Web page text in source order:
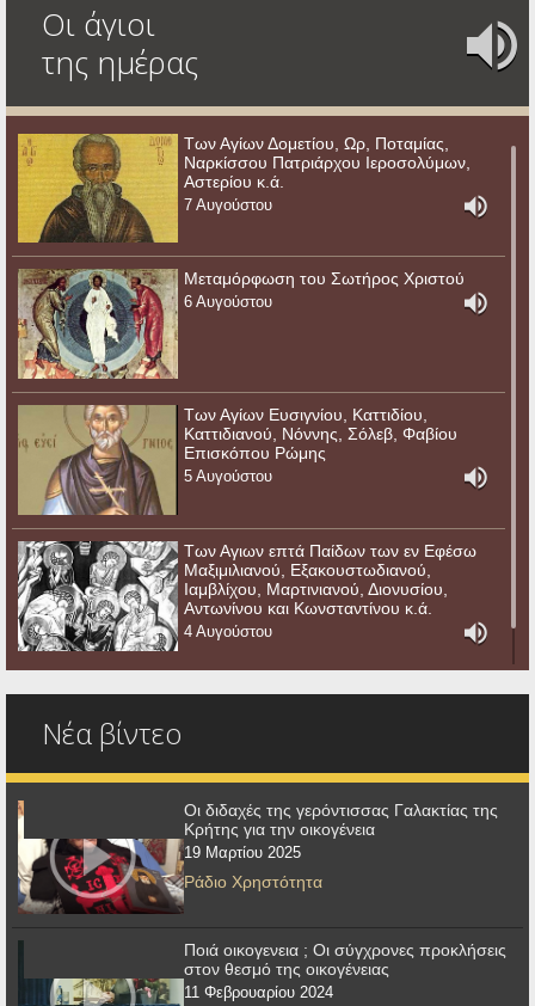
Οι άγιοι
της ημέρας
Των Αγίων Δομετίου, Ωρ, Ποταμίας,
Ναρκίσσου Πατριάρχου Ιεροσολύμων,
Αστερίου κ.ά.
7 Αυγούστου
Μεταμόρφωση του Σωτήρος Χριστού
6 Αυγούστου
Των Αγίων Ευσιγνίου, Καττιδίου,
Καττιδιανού, Νόννης, Σόλεβ, Φαβίου
Επισκόπου Ρώμης
5 Αυγούστου
Των Αγιων επτά Παίδων των εν Εφέσω
Μαξιμιλιανού, Εξακουστωδιανού,
Ιαμβλίχου, Μαρτινιανού, Διονυσίου,
Αντωνίνου και Κωνσταντίνου κ.ά.
4 Αυγούστου
Νέα βίντεο
Οι διδαχές της γερόντισσας Γαλακτίας της
Κρήτης για την οικογένεια
19 Μαρτίου 2025
Ράδιο Χρηστότητα
Ποιά οικογενεια ; Οι σύγχρονες προκλήσεις
στον θεσμό της οικογένειας
11 Φεβρουαρίου 2024